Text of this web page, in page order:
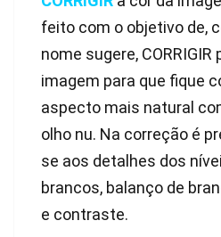
feito com o objetivo de,
nome sugere,
imagem para que fique
aspecto mais natural
olho nu. Na correção é
se aos detalhes dos
brancos, balanço de
e contraste.